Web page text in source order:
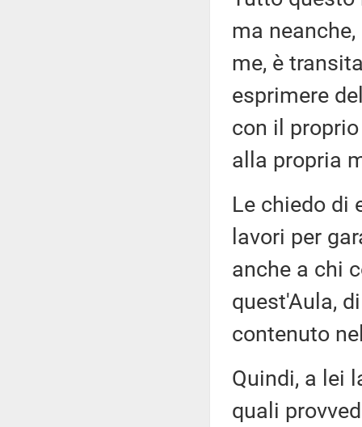
ma
me, è
esprimere
con il
alla propria
Le chiedo di
lavori per
anche a chi
quest'Aula,
contenuto
Quindi, a lei
quali